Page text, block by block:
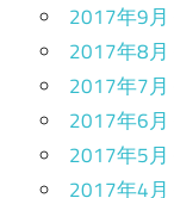
2017年9月
2017年8月
2017年7月
2017年6月
2017年5月
2017年4月